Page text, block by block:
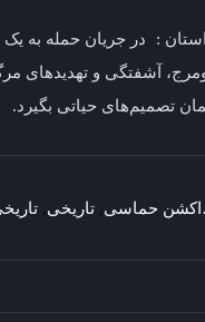
:
در جریان حمله به یک
آشفتگی و تهدیدهای
تصمیم‌های حیاتی بگیرد.
اکشن حماسی تاریخی